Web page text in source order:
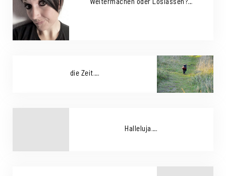
die Zeit….
Halleluja….